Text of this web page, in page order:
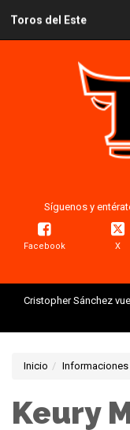
Toros del Este
Síguenos y
Facebook X
Cristopher Sánchez
Inicio Informaciones
Keury